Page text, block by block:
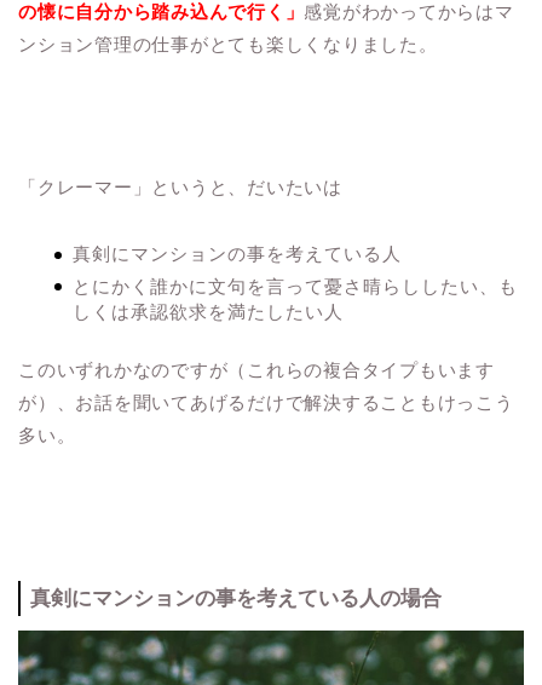
の懐に自分から踏み込んで行く」 感覚がわかってからはマ
ンション管理の仕事がとても楽しくなりました。
「クレーマー」というと、だいたいは
真剣にマンションの事を考えている人
とにかく誰かに文句を言って憂さ晴らししたい、も
しくは承認欲求を満たしたい人
このいずれかなのですが（これらの複合タイプもいます
が）、お話を聞いてあげるだけで解決することもけっこう
多い。
真剣にマンションの事を考えている人の場合